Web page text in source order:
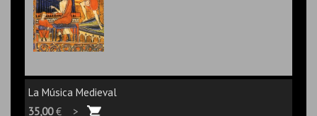
La Música Medieval
35,00€ >